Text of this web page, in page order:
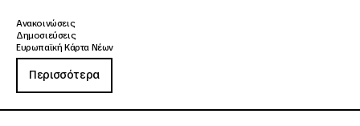
Ανακοινώσεις
Δημοσιεύσεις
Ευρωπαϊκή Κάρτα Νέων
Περισσότερα